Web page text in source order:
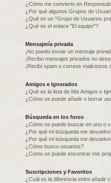
¿Cómo me convierto en
¿Por qué algunos Grupos de
¿Qué es un "Grupo de Usuarios
¿Qué es el enlace "El equipo"?
Mensajería privada
¡No puedo enviar un mensaje
¡Recibo mensajes privados no
¡Recibí spam o correos maliciosos
Amigos e Ignorados
¿Qué es la lista de Mis Amigos e
¿Cómo se puede añadir o borrar
Búsqueda en los foros
¿Cómo se puede buscar en uno o
¿Por qué mi búsqueda me
¿Por qué mi búsqueda me
¿Cómo busco usuarios?
¿Como se puede encontrar mis
Suscripciones y Favoritos
¿Cuál es la diferencia entre añadir